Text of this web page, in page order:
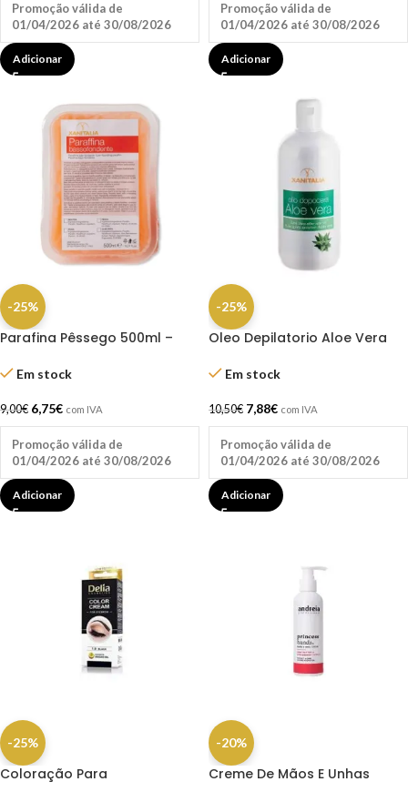
Promoção válida de
01/04/2026 até 30/08/2026
Adicionar
Promoção válida de
01/04/2026 até 30/08/2026
Adicionar
-25%
Parafina Pêssego 500ml –
Em stock
9,00€ 6,75€ com IVA
Promoção válida de
01/04/2026 até 30/08/2026
Adicionar
-25%
Oleo Depilatorio Aloe Vera
Xanitalia
Em stock
10,50€ 7,88€ com IVA
Promoção válida de
01/04/2026 até 30/08/2026
Adicionar
-25%
Coloração Para
-20%
Creme De Mãos E Unhas